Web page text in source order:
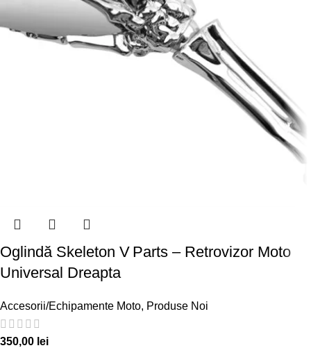
Oglindă Skeleton V Parts – Retrovizor Moto
Universal Dreapta
Accesorii/Echipamente Moto, Produse Noi
350,00 lei